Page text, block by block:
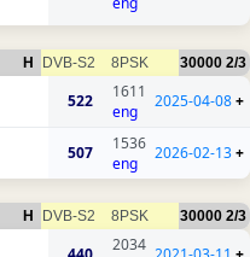
H DVB-S2 8PSK 30000 2/3
522
1611
eng
2025-04-08+
507
1536
eng
2026-02-13+
H DVB-S2 8PSK 30000 2/3
2034